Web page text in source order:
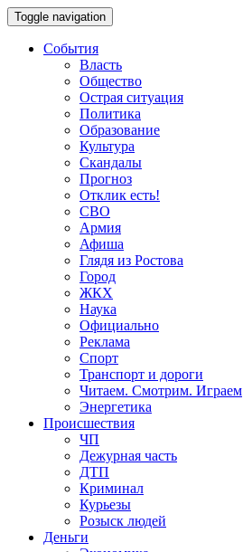
Toggle navigation
События
Власть
Общество
Острая ситуация
Политика
Образование
Культура
Скандалы
Прогноз
Отклик есть!
СВО
Армия
Афиша
Глядя из Ростова
Город
ЖКХ
Наука
Официально
Реклама
Спорт
Транспорт и дороги
Читаем. Смотрим. Играем
Энергетика
Происшествия
ЧП
Дежурная часть
ДТП
Криминал
Курьезы
Розыск людей
Деньги